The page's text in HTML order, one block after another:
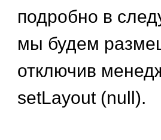
подробно в
мы будем
отключив
setLayout (null).